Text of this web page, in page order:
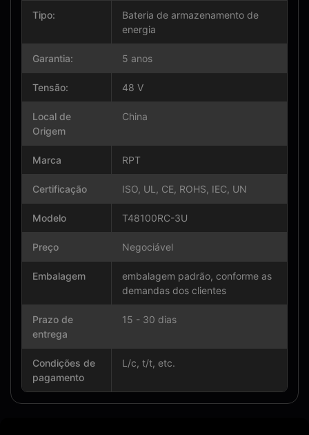
Tipo:
Bateria de armazenamento de
energia
Garantia: 5 anos
Tensão: 48 V
Local de
Origem
China
Marca RPT
Certificação ISO, UL, CE, ROHS, IEC, UN
Modelo T48100RC-3U
Preço Negociável
Embalagem
embalagem padrão, conforme as
demandas dos clientes
Prazo de
entrega
15 - 30 dias
Condições de
pagamento
L/c, t/t, etc.